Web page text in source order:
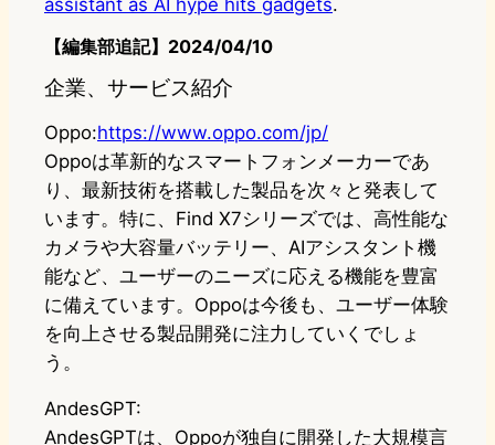
assistant as AI hype hits gadgets.
【編集部追記】2024/04/10
企業、サービス紹介
Oppo:https://www.oppo.com/jp/
Oppoは革新的なスマートフォンメーカーであ
り、最新技術を搭載した製品を次々と発表して
います。特に、Find X7シリーズでは、高性能な
カメラや大容量バッテリー、AIアシスタント機
能など、ユーザーのニーズに応える機能を豊富
に備えています。Oppoは今後も、ユーザー体験
を向上させる製品開発に注力していくでしょ
う。
AndesGPT:
AndesGPTは、Oppoが独自に開発した大規模言